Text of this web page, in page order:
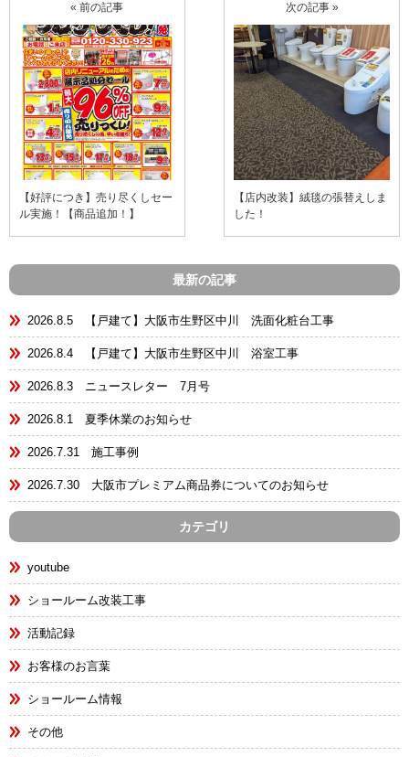
« 前の記事
【好評につき】売り尽くしセー
ル実施！【商品追加！】
次の記事 »
【店内改装】絨毯の張替えしま
した！
最新の記事
2026.8.5 【戸建て】大阪市生野区中川 洗面化粧台工事
2026.8.4 【戸建て】大阪市生野区中川 浴室工事
2026.8.3 ニュースレター 7月号
2026.8.1 夏季休業のお知らせ
2026.7.31 施工事例
2026.7.30 大阪市プレミアム商品券についてのお知らせ
カテゴリ
youtube
ショールーム改装工事
活動記録
お客様のお言葉
ショールーム情報
その他